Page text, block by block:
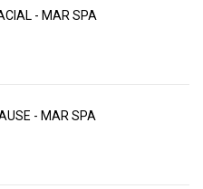
- MAR SPA
- MAR SPA